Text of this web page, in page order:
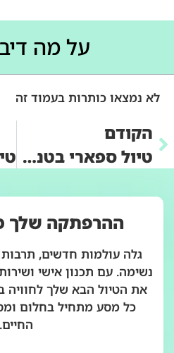
על מה
לא נמצאו כותרות בעמוד זה
הקודם
טיול ספארי בטנזניה: שילוב הרפתקה ולינה יוקרתית
ההרפתקה שלך
גלה עולמות חדשים, תרבות
נשימה. עם תכנון אישי
את הטיול הבא שלך לחוויה
כל מסע מתחיל בחלום
החיים.